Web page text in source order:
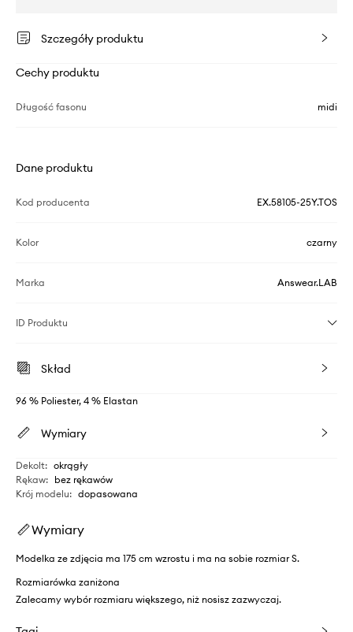
Szczegóły produktu
Cechy produktu
Długość fasonu midi
Dane produktu
Kod producenta EX.58105-25Y.TOS
Kolor czarny
Marka Answear.LAB
ID Produktu
Skład
96 % Poliester, 4 % Elastan
Wymiary
Dekolt: okrągły
Rękaw: bez rękawów
Krój modelu: dopasowana
Wymiary
Modelka ze zdjęcia ma 175 cm wzrostu i ma na sobie rozmiar S.
Rozmiarówka zaniżona
Zalecamy wybór rozmiaru większego, niż nosisz zazwyczaj.